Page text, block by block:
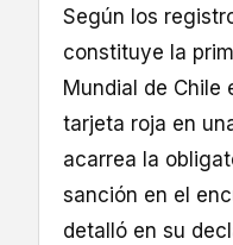
Según los
constituye la
Mundial de Chile
tarjeta roja en
acarrea la
sanción en el
detalló en su